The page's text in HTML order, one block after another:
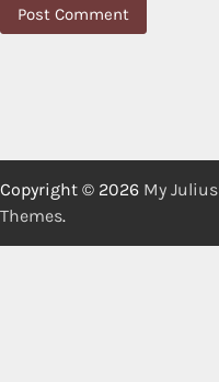
Copyright © 2026 My Julius
Themes.